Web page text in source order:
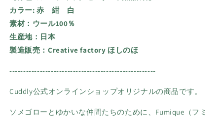
カラー: 赤 紺 白
素材：ウール100％
生産地：日本
製造販売：Creative factory ほしのほ
-----------------------------------------------------
Cuddly公式オンラインショップオリジナルの商品です。
ソメゴローとゆかいな仲間たちのために、Fumique（フミ